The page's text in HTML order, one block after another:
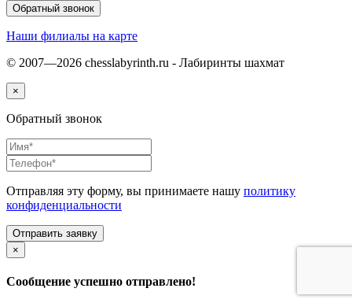
Обратный звонок
Наши филиалы на карте
© 2007—2026 chesslabyrinth.ru - Лабиринты шахмат
×
Обратный звонок
Отправляя эту форму, вы принимаете нашу политику
конфиденциальности
×
Сообщение успешно отправлено!